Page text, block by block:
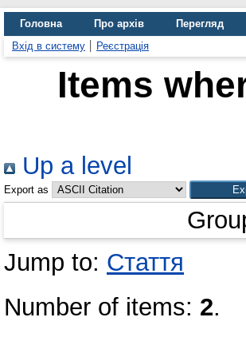
Головна Про архів Перегляд
Вхід в систему
Реєстрація
Items
Up a level
Export as
Jump to: Стаття
Number of items: 2.